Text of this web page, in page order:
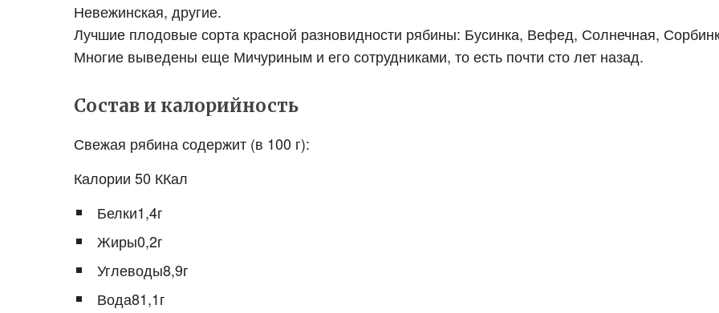
Невежинская, другие.
Лучшие плодовые сорта красной разновидности рябины: Бусинка, Вефед, Солнечная,
Многие выведены еще Мичуриным и его сотрудниками, то есть почти сто лет назад.
Состав и калорийность
Свежая рябина содержит (в 100 г):
Калории 50 ККал
Белки1,4г
Жиры0,2г
Углеводы8,9г
Вода81,1г